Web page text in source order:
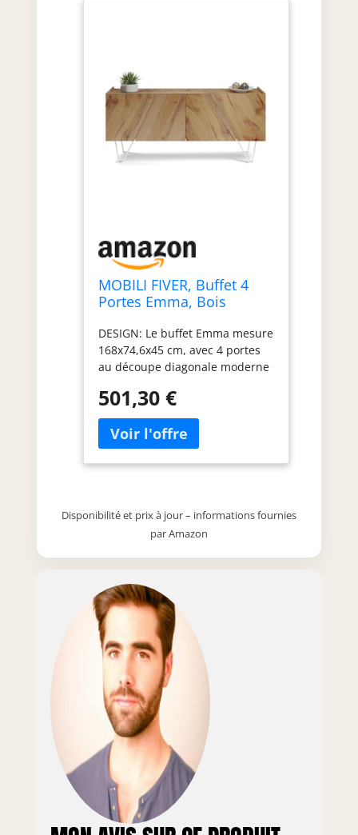
MOBILI FIVER, Buffet 4
Portes Emma, Bois
Blancs, 168 cmx45
cmx76.6 cm, NF, Buffet
pour Salle à Manger et
DESIGN: Le buffet Emma mesure
168x74,6x45 cm, avec 4 portes
au découpe diagonale moderne
fermeture douce. Les portes
sans poignées s'ouvrent par le
haut en tirant vers soi. Chaque
compartiment interne est
équipé d'une étagère fixe pour
peut supporter jusqu'à 50 kg
répartis uniformément, tandis
autres produits présents sur les
images ne sont pas inclus.
MATÉRIAUX: Le buffet Emma est
fabriqué en mélamine de haute
qualité avec une surface
légèrement texturée. Les pieds
en métal plié en "V" laqué
époxy, épais de 6 mm, ajoutent
une touche industrielle au
meuble. Idéal pour un usage
intérieur, le buffet allie
robustesse et élégance.
MONTAGE: Les instructions et le
kit de quincaillerie nécessaires
au montage sont inclus dans
501,30 €
Disponibilité et prix à jour – informations fournies
par Amazon